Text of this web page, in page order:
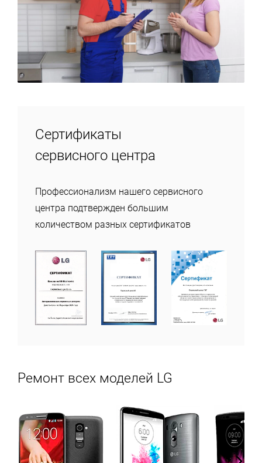
Сертификаты
сервисного центра
Профессионализм нашего сервисного
центра подтвержден большим
количеством разных сертификатов
Ремонт всех моделей LG